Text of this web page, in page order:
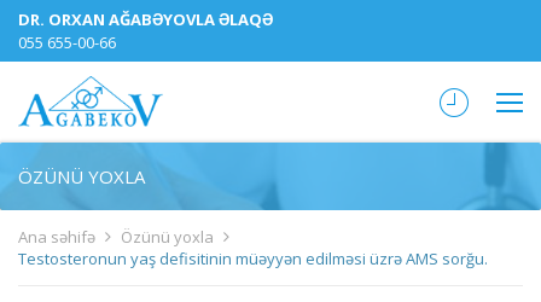
DR. ORXAN AĞABƏYOVLA ƏLAQƏ
055 655-00-66
ÖZÜNÜ YOXLA
Ana səhifə
Özünü yoxla
Testosteronun yaş defisitinin müəyyən edilməsi üzrə AMS sorğu.